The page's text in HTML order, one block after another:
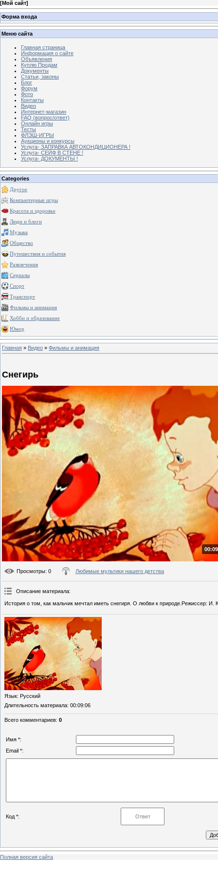
[Мой сайт]
Форма входа
Меню сайта
Главная страница
Информация о сайте
Объявления
Куплю Продам
Документы
Статьи, законы
Блог
Форум
Фото
Контакты
Видео
Интернет-магазин
FAQ (вопрос/ответ)
Онлайн игры
Тесты
ФЛЭШ-ИГРЫ
Аукционы и конкурсы
Услуга- ЗАПРАВКА АВТОКОНДИЦИОНЕРА !
Услуга- СЕЙФ В СТЕНЕ !
Услуга- ДОКУМЕНТЫ !
Categories
Другое
Компьютерные игры
Красота и здоровье
Люди и блоги
Музыка
Общество
Путешествия и события
Развлечения
Сериалы
Спорт
Транспорт
Фильмы и анимация
Хобби и образование
Юмор
Главная » Видео » Фильмы и анимация
Снегирь
Просмотры: 0 Любимые мультики нашего детства
Описание материала:
История о том, как мальчик мечтал иметь снегиря. О любви к природе.Режиссер: И.
Язык: Русский
Длительность материала: 00:09:06
Всего комментариев: 0
Имя *:
Email *:
Код *:
Полная версия сайта